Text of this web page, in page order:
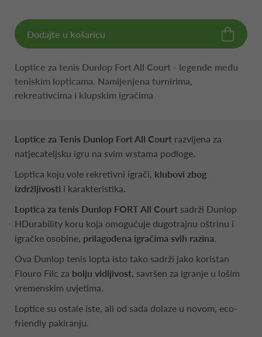
Dodajte u košaricu
Loptice za tenis Dunlop Fort All Court - legende među
teniskim lopticama. Namijenjena turnirima,
rekreativcima i klupskim igračima
Loptice za Tenis Dunlop Fort All Court razvijena za
natjecateljsku igru na svim vrstama podloge.
Loptica koju vole rekretivni igrači, klubovi zbog
izdržljivosti i karakteristika.
Loptica za tenis Dunlop FORT All Court sadrži Dunlop
HDurability koru koja omogućuje dugotrajnu oštrinu i
igračke osobine, prilagođena igračima svih razina.
Ova Dunlop tenis lopta isto tako sadrži jako koristan
Flouro Filc za bolju vidljivost, savršen za igranje u lošim
vremenskim uvjetima.
Loptice su ostale iste, ali od sada dolaze u novom, eco-
friendly pakiranju.